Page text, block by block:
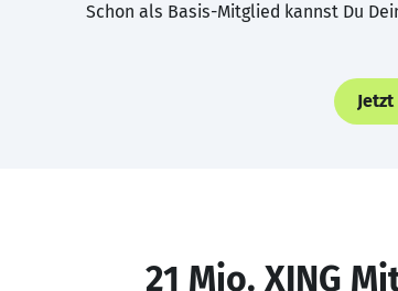
Schon als Basis-Mitglied kannst Du
21 Mio. XING